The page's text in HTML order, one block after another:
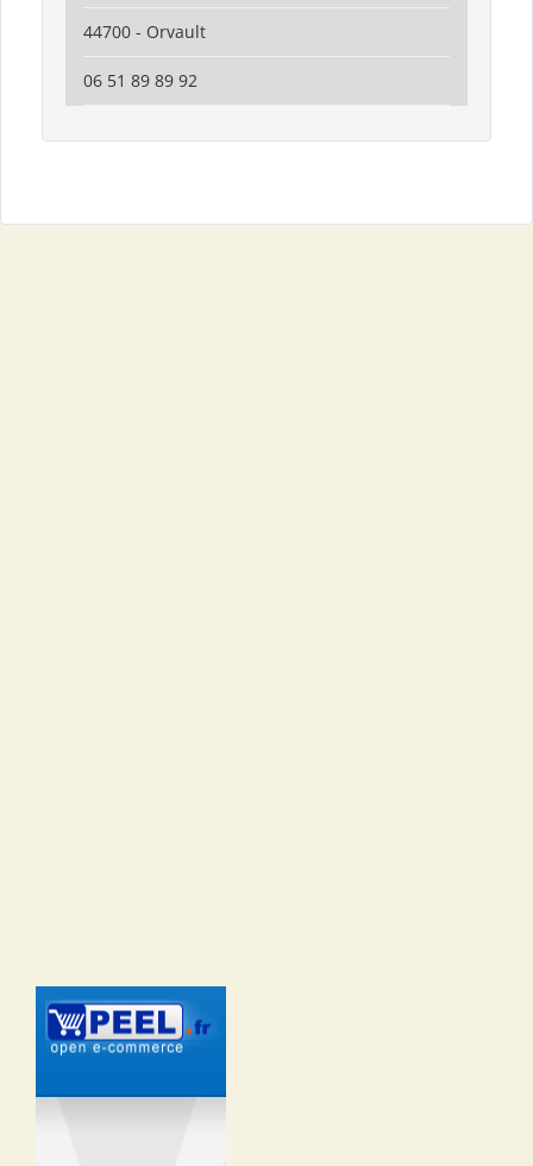
44700 - Orvault
06 51 89 89 92